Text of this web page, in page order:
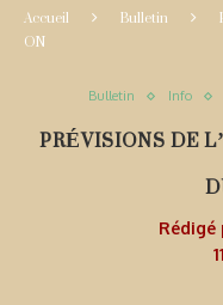
Accueil Bulletin
ON
Bulletin Info
PRÉVISIONS DE
Rédigé